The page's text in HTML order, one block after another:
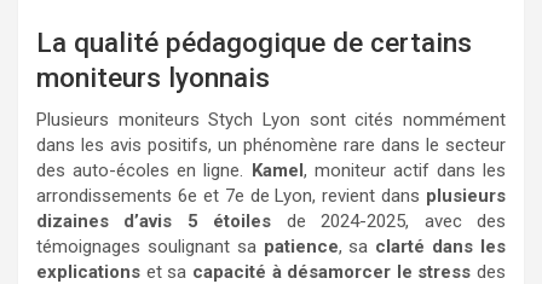
La qualité pédagogique de certains
moniteurs lyonnais
Plusieurs moniteurs Stych Lyon sont cités nommément
dans les avis positifs, un phénomène rare dans le secteur
des auto-écoles en ligne. Kamel, moniteur actif dans les
arrondissements 6e et 7e de Lyon, revient dans plusieurs
dizaines d’avis 5 étoiles de 2024-2025, avec des
témoignages soulignant sa patience, sa clarté dans les
explications et sa capacité à désamorcer le stress des